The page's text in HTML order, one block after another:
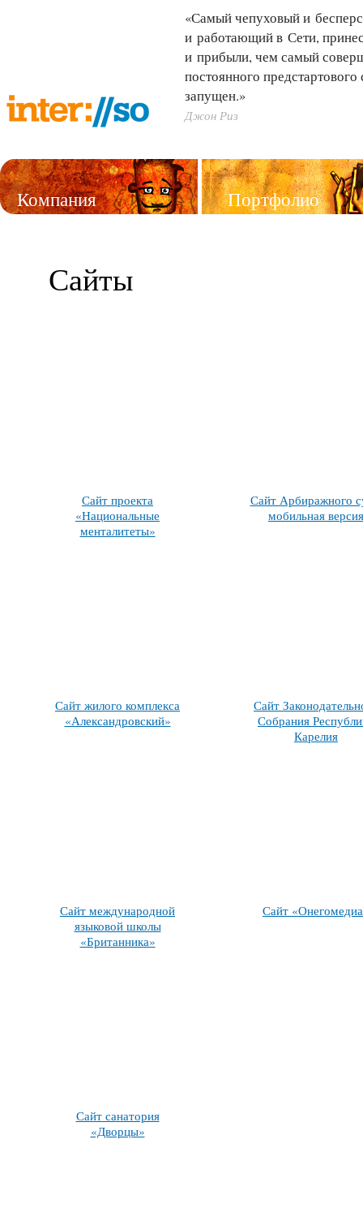
«Самый чепуховый и
и работающий в Сети,
и прибыли, чем самый
постоянного
запущен.»
Джон Риз
Компания Портфолио
Сайты
Сайт проекта
«Национальные
менталитеты»
Сайт Арбиражного
мобильная версия
Сайт жилого комплекса
«Александровский»
Сайт
Собрания
Карелия
Сайт международной
языковой школы
«Британника»
Сайт
Сайт санатория
«Дворцы»